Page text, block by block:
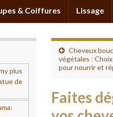
& Coiffures Lissage
Cheveux
végétales :
pour nourrir et
Faites
plus
de